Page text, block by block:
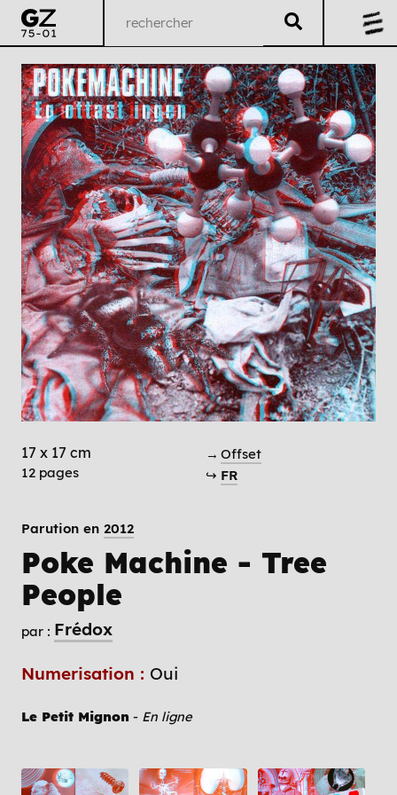
17 x 17 cm
12 pages
→ Offset
↪ FR
Parution en 2012
Poke Machine - Tree
People
par : Frédox
Numerisation : Oui
Le Petit Mignon - En ligne